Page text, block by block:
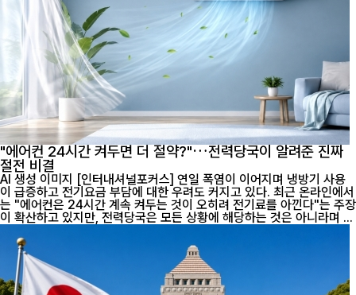
"에어컨 24시간 켜두면 더 절약?"…전력당국이 알려준 진짜
절전 비결
AI 생성 이미지 [인터내셔널포커스] 연일 폭염이 이어지며 냉방기 사용
이 급증하고 전기요금 부담에 대한 우려도 커지고 있다. 최근 온라인에서
는 "에어컨은 24시간 계속 켜두는 것이 오히려 전기료를 아낀다"는 주장
이 확산하고 있지만, 전력당국은 모든 상황에 해당하는 것은 아니라며 ...